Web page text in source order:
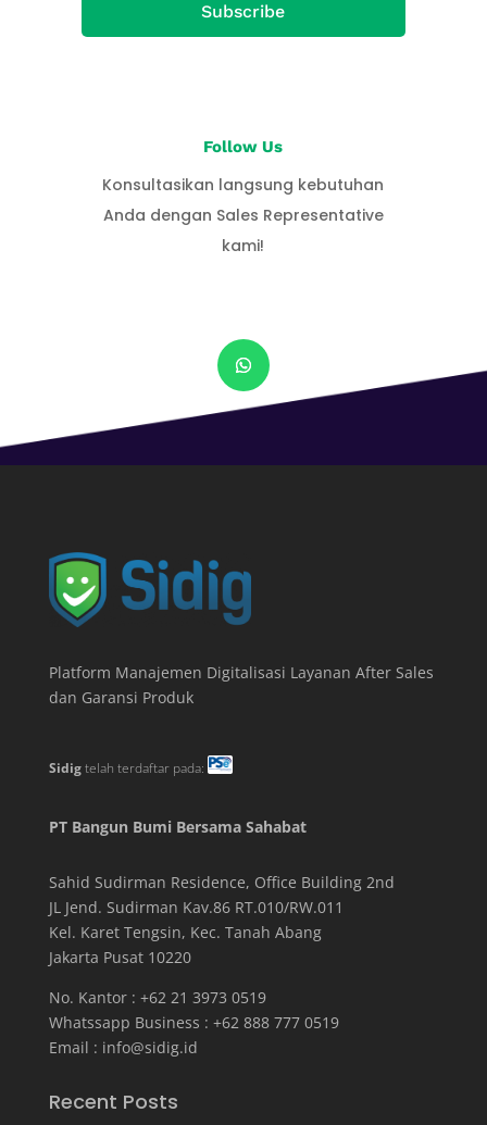
Subscribe
Follow Us
Konsultasikan langsung kebutuhan
Anda dengan Sales Representative
kami!
Platform Manajemen Digitalisasi Layanan After Sales
dan Garansi Produk
Sidigtelah terdaftar pada:
PT Bangun Bumi Bersama Sahabat
Sahid Sudirman Residence, Office Building 2nd
JL Jend. Sudirman Kav.86 RT.010/RW.011
Kel. Karet Tengsin, Kec. Tanah Abang
Jakarta Pusat 10220
No. Kantor : +62 21 3973 0519
Whatssapp Business : +62 888 777 0519
Email : info@sidig.id
Recent Posts